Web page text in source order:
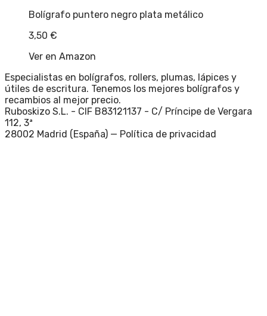
Bolígrafo puntero negro plata metálico
3,50 €
Ver en Amazon
Especialistas en bolígrafos, rollers, plumas, lápices y
útiles de escritura. Tenemos los mejores bolígrafos y
recambios al mejor precio.
Ruboskizo S.L. - CIF B83121137 - C/ Príncipe de Vergara
112, 3ª
28002 Madrid (España) — Política de privacidad